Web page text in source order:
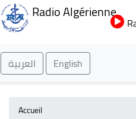
Radio Algérienne
العربية English
Accueil